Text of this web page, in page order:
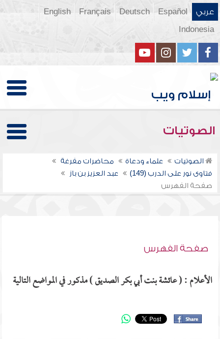
عربي Español
Deutsch
Français
English
Indonesia
الصوتيات
الصوتيات علماء ودعاة
محاضرات مفرغة
فتاوى نور على الدرب (149)
عبد العزيز بن باز
صفحة الفهرس
صفحة الفهرس
الأعلام : ( عائشة بنت أبي بكر الصديق ) مذكور في المواضع التالية